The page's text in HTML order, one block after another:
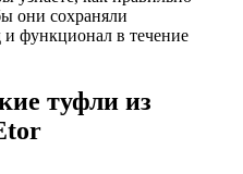
они сохраняли
функционал в течение
туфли из